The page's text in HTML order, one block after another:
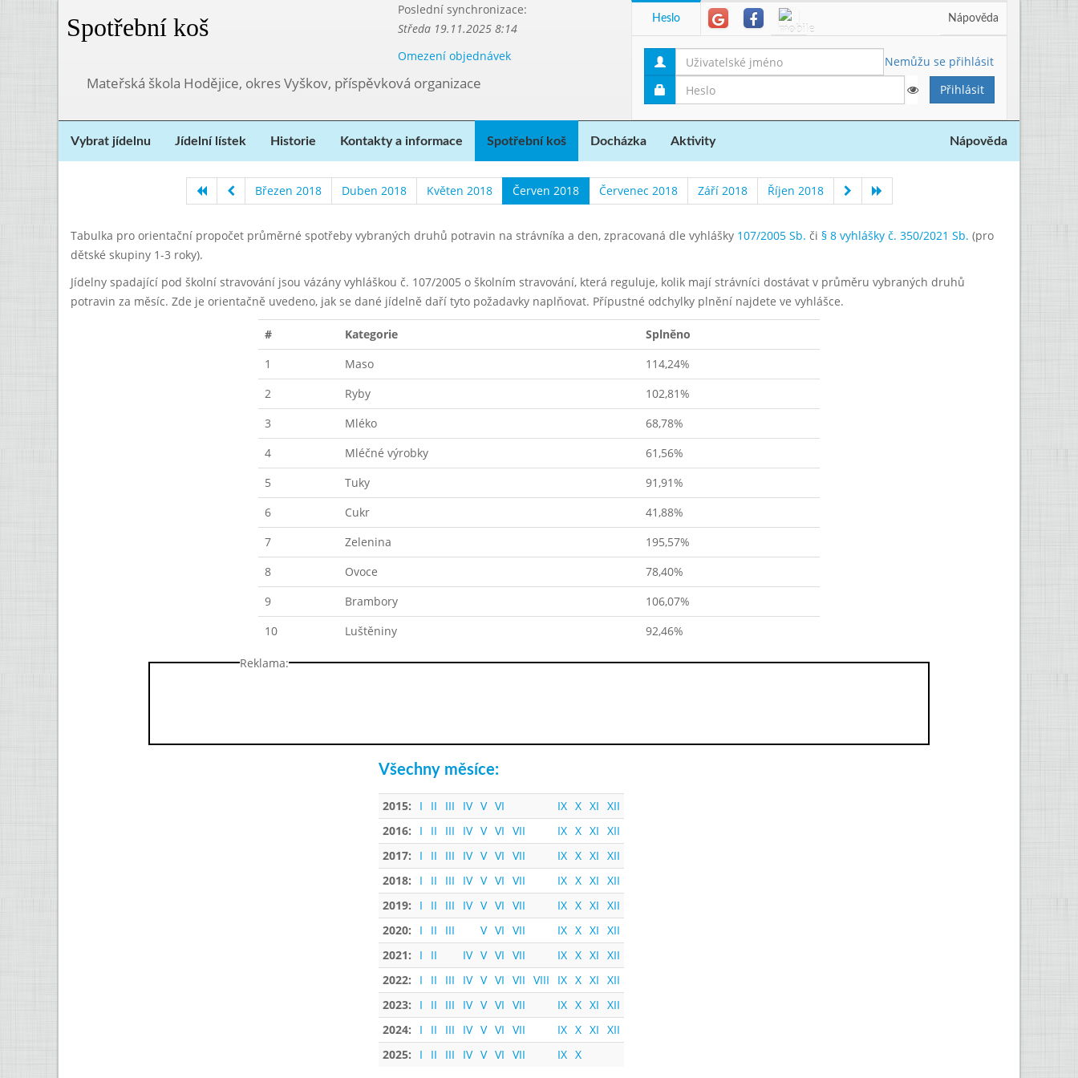
Spotřební koš
Poslední synchronizace:
Středa 19.11.2025 8:14
Omezení objednávek
Mateřská škola Hodějice, okres Vyškov, příspěvková organizace
Heslo Nápověda
Nemůžu se přihlásit
Vybrat jídelnu Jídelní lístek Historie Kontakty a informace Spotřební koš Docházka Aktivity Nápověda
Březen 2018 Duben 2018 Květen 2018 Červen 2018 Červenec 2018 Září 2018 Říjen 2018
Tabulka pro orientační propočet průměrné spotřeby vybraných druhů potravin na strávníka a den, zpracovaná dle vyhlášky 107/2005 Sb. či § 8 vyhlášky č. 350/2021 Sb. (pro
dětské skupiny 1-3 roky).
Jídelny spadající pod školní stravování jsou vázány vyhláškou č. 107/2005 o školním stravování, která reguluje, kolik mají strávníci dostávat v průměru vybraných druhů
potravin za měsíc. Zde je orientačně uvedeno, jak se dané jídelně daří tyto požadavky naplňovat. Přípustné odchylky plnění najdete ve vyhlášce.
# Kategorie
Splněno
1
Maso
114,24%
2
Ryby
102,81%
3
Mléko
68,78%
4
Mléčné výrobky
61,56%
5
Tuky
91,91%
6
Cukr
41,88%
7
Zelenina
195,57%
8
Ovoce
78,40%
9
Brambory
106,07%
10
Luštěniny 92,46%
Reklama:
Všechny měsíce:
2015: I II III IV V VI IX X XI XII
2016:
I II III IV V VI VII IX X XI XII
2017:
I II III IV V VI VII IX X XI XII
2018:
I II III IV V VI VII IX X XI XII
2019:
I II III IV V VI VII IX X XI XII
2020:
I II III V VI VII IX X XI XII
2021:
I II IV V VI VII IX X XI XII
2022:
I II III IV V VI VII VIII IX X XI XII
2023:
I II III IV V VI VII IX X XI XII
2024:
I II III IV V VI VII IX X XI XII
2025:
I II III IV V VI VII IX X